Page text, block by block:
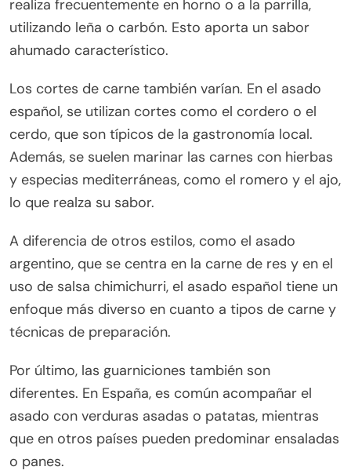
realiza frecuentemente en horno o a la parrilla,
utilizando leña o carbón. Esto aporta un sabor
ahumado característico.
Los cortes de carne también varían. En el asado
español, se utilizan cortes como el cordero o el
cerdo, que son típicos de la gastronomía local.
Además, se suelen marinar las carnes con hierbas
y especias mediterráneas, como el romero y el ajo,
lo que realza su sabor.
A diferencia de otros estilos, como el asado
argentino, que se centra en la carne de res y en el
uso de salsa chimichurri, el asado español tiene un
enfoque más diverso en cuanto a tipos de carne y
técnicas de preparación.
Por último, las guarniciones también son
diferentes. En España, es común acompañar el
asado con verduras asadas o patatas, mientras
que en otros países pueden predominar ensaladas
o panes.